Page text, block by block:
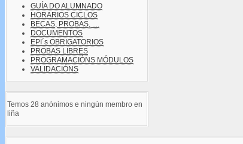
GUÍA DO ALUMNADO
HORARIOS CICLOS
BECAS, PROBAS, ....
DOCUMENTOS
EPI´s OBRIGATORIOS
PROBAS LIBRES
PROGRAMACIÓNS MÓDULOS
VALIDACIÓNS
Temos 28 anónimos e ningún membro en
liña